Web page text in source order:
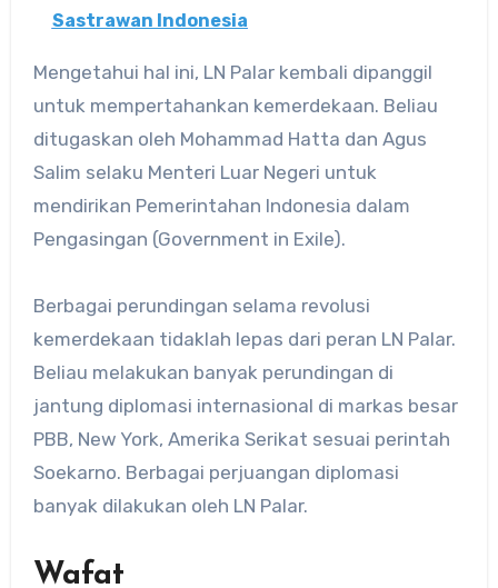
Sastrawan Indonesia
Mengetahui hal ini, LN Palar kembali dipanggil
untuk mempertahankan kemerdekaan. Beliau
ditugaskan oleh Mohammad Hatta dan Agus
Salim selaku Menteri Luar Negeri untuk
mendirikan Pemerintahan Indonesia dalam
Pengasingan (Government in Exile).
Berbagai perundingan selama revolusi
kemerdekaan tidaklah lepas dari peran LN Palar.
Beliau melakukan banyak perundingan di
jantung diplomasi internasional di markas besar
PBB, New York, Amerika Serikat sesuai perintah
Soekarno. Berbagai perjuangan diplomasi
banyak dilakukan oleh LN Palar.
Wafat